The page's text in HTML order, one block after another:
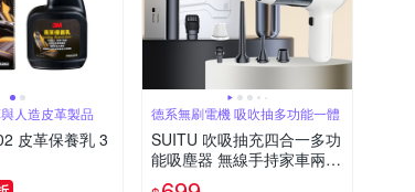
人造皮革製品
皮革保養乳 3
德系無刷電機 吸吹抽多功能一體
SUITU 吹吸抽充四合一多功
能吸塵器 無線手持家車兩用
除塵器 車載抽氣吸塵機 吹